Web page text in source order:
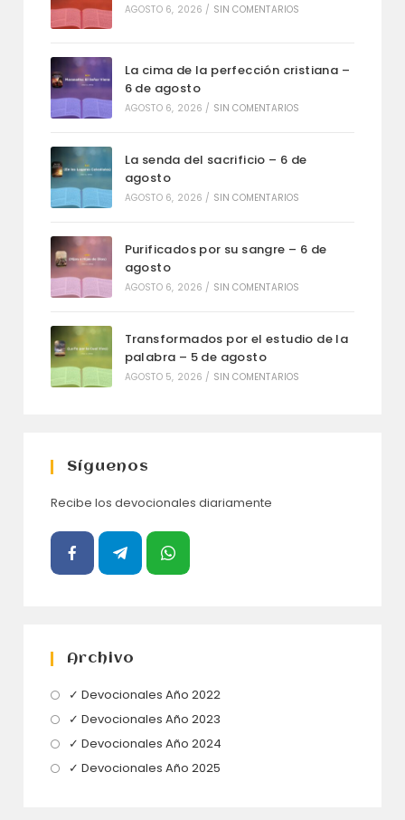
AGOSTO 6, 2026 / SIN COMENTARIOS
La cima de la perfección cristiana –
6 de agosto
AGOSTO 6, 2026 / SIN COMENTARIOS
La senda del sacrificio – 6 de
agosto
AGOSTO 6, 2026 / SIN COMENTARIOS
Purificados por su sangre – 6 de
agosto
AGOSTO 6, 2026 / SIN COMENTARIOS
Transformados por el estudio de la
palabra – 5 de agosto
AGOSTO 5, 2026 / SIN COMENTARIOS
Síguenos
Recibe los devocionales diariamente
Archivo
✓ Devocionales Año 2022Se
✓ Devocionales Año 2023
abre
✓ Devocionales Año 2024
✓ Devocionales Año 2025